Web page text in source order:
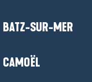
BATZ-SUR-MER
CAMOËL